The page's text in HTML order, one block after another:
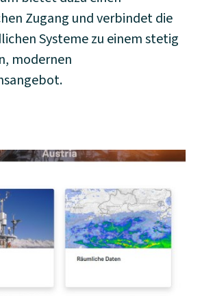
Zugang und verbindet die
Systeme zu einem stetig
modernen